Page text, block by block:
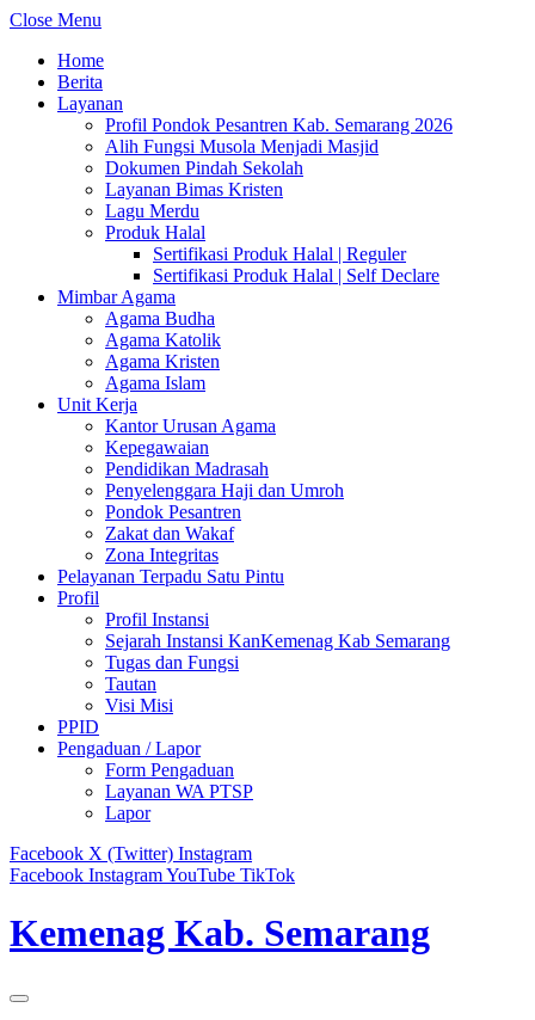
Close Menu
Home
Berita
Layanan
Profil Pondok Pesantren Kab. Semarang 2026
Alih Fungsi Musola Menjadi Masjid
Dokumen Pindah Sekolah
Layanan Bimas Kristen
Lagu Merdu
Produk Halal
Sertifikasi Produk Halal | Reguler
Sertifikasi Produk Halal | Self Declare
Mimbar Agama
Agama Budha
Agama Katolik
Agama Kristen
Agama Islam
Unit Kerja
Kantor Urusan Agama
Kepegawaian
Pendidikan Madrasah
Penyelenggara Haji dan Umroh
Pondok Pesantren
Zakat dan Wakaf
Zona Integritas
Pelayanan Terpadu Satu Pintu
Profil
Profil Instansi
Sejarah Instansi KanKemenag Kab Semarang
Tugas dan Fungsi
Tautan
Visi Misi
PPID
Pengaduan / Lapor
Form Pengaduan
Layanan WA PTSP
Lapor
Facebook X (Twitter) Instagram
Facebook InstagramYouTube TikTok
Kemenag Kab. Semarang